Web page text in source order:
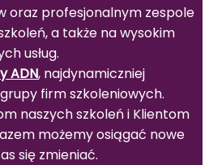
oraz profesjonalnym zespole
a także na wysokim
usług.
ADN, najdynamiczniej
firm szkoleniowych.
naszych szkoleń i Klientom
możemy osiągać nowe
się zmieniać.